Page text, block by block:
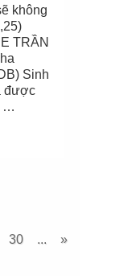
không
TRẦN
Sinh
được
…
30 ... »